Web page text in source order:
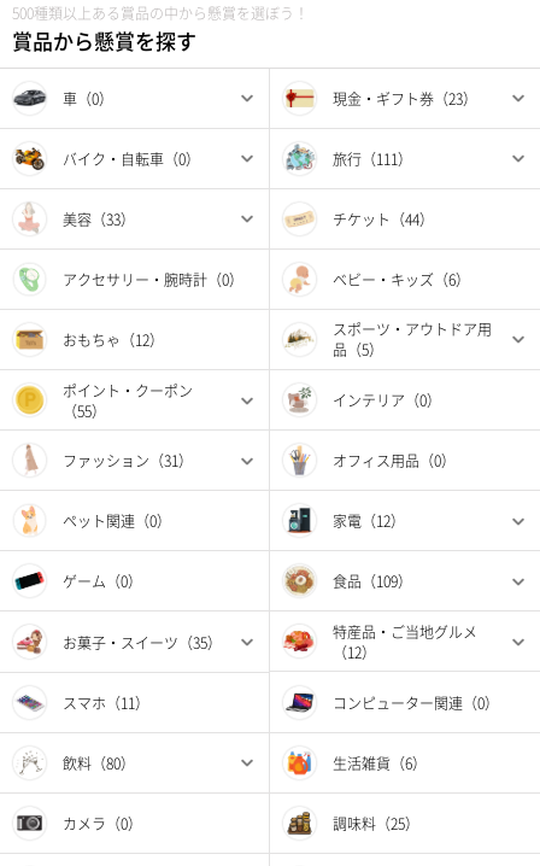
500種類以上ある賞品の中から懸賞を選ぼう！
賞品から懸賞を探す
車（0） 現金・ギフト券（23）
バイク・自転車（0） 旅行（111）
美容（33） チケット（44）
アクセサリー・腕時計（0） ベビー・キッズ（6）
おもちゃ（12）
スポーツ・アウトドア用
品（5）
ポイント・クーポン
（55）
インテリア（0）
ファッション（31） オフィス用品（0）
ペット関連（0） 家電（12）
ゲーム（0） 食品（109）
お菓子・スイーツ（35）
特産品・ご当地グルメ
（12）
スマホ（11） コンピューター関連（0）
飲料（80） 生活雑貨（6）
カメラ（0） 調味料（25）